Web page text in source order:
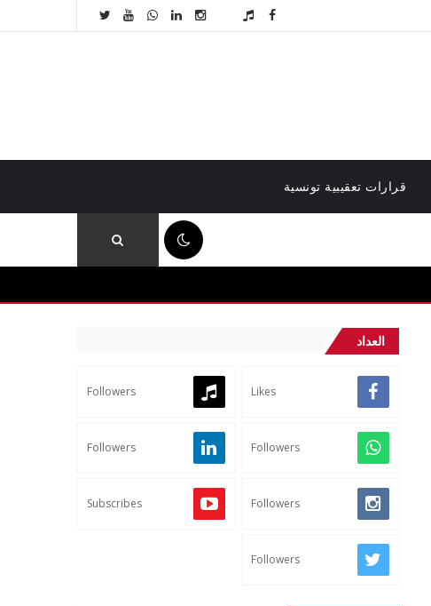
قرارات تعقيبية تونسية
العداد
Likes
Followers
Followers
Followers
Followers
Subscribes
Followers